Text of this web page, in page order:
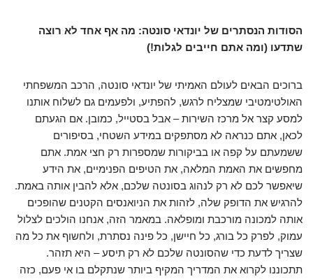
הסודות הנסתרים של יונדאי סונטה: מה אף אחד לא רוצה
שתדעו (ומה אתם חייבים לגלות!)
ברוכים הבאים לעולם האמיתי של יונדאי סונטה, הרכב המשפחתי
האולטימטיבי שמצליח לרגש, להפתיע, ולפעמים גם לשלוח אותנו
למסע קצר אל מרכז השירות – אבל בסטייל, כמובן. אם הגעתם
לכאן, אתם כנראה לא מסתפקים במידע השטחי, בסיפורים
ששמעתם על קפה או בביקורות שמספרות רק חצי אמת. אתם
מחפשים את האמת המלאה, את הטיפים הפנימיים, את הידע
שיאפשר לכם לא רק לנהוג בסונטה שלכם, אלא להבין אותה באמת.
להרגיש את הדופק שלה, לזהות את הניואנסים הקטנים שהופכים
אותה למכונה מורכבת ומופלאה. במאמר הזה, אנחנו הולכים לצלול
עמוק, לפרק כל בורג, כל חיישן, כל פינה נסתרת, ולחשוף את כל מה
שצריך לדעת כדי שהסונטה שלכם לא רק תיסע – היא תזהר.
תתכוננו לקרוא את המדריך המקיף ביותר שנתקלם בו אי פעם, כזה